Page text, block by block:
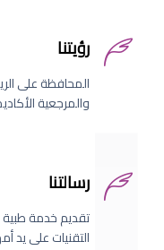
رؤيتنا
المحافظة على
والمرجعية
رسالتنا
تقديم خدمة طبية
التقنيات على يد